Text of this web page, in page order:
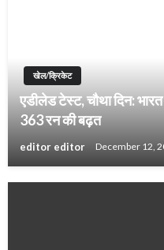
खेल/क्रिकेट
एडीलेड टेस्‍ट, चौथा दिन:
363 रन की बढ़त
editor editor December 12,